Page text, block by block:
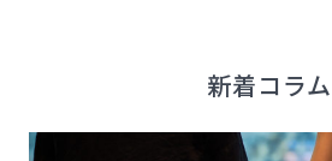
新着コラム